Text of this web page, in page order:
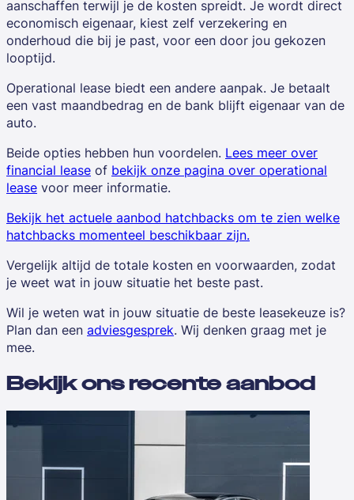
aanschaffen terwijl je de kosten spreidt. Je wordt direct
economisch eigenaar, kiest zelf verzekering en
onderhoud die bij je past, voor een door jou gekozen
looptijd.
Operational lease biedt een andere aanpak. Je betaalt
een vast maandbedrag en de bank blijft eigenaar van de
auto.
Beide opties hebben hun voordelen. Lees meer over
financial lease of bekijk onze pagina over operational
lease voor meer informatie.
Bekijk het actuele aanbod hatchbacks om te zien welke
hatchbacks momenteel beschikbaar zijn.
Vergelijk altijd de totale kosten en voorwaarden, zodat
je weet wat in jouw situatie het beste past.
Wil je weten wat in jouw situatie de beste leasekeuze is?
Plan dan een adviesgesprek. Wij denken graag met je
mee.
Bekijk ons recente aanbod